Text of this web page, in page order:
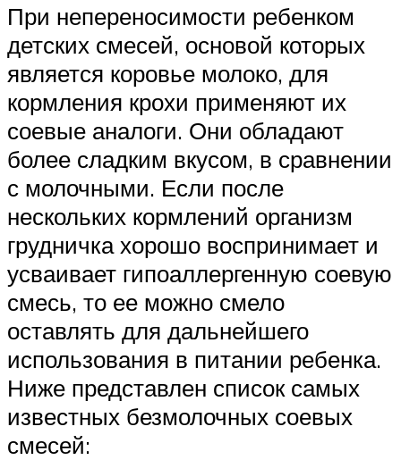
При непереносимости ребенком
детских смесей, основой которых
является коровье молоко, для
кормления крохи применяют их
соевые аналоги. Они обладают
более сладким вкусом, в сравнении
с молочными. Если после
нескольких кормлений организм
грудничка хорошо воспринимает и
усваивает гипоаллергенную соевую
смесь, то ее можно смело
оставлять для дальнейшего
использования в питании ребенка.
Ниже представлен список самых
известных безмолочных соевых
смесей: